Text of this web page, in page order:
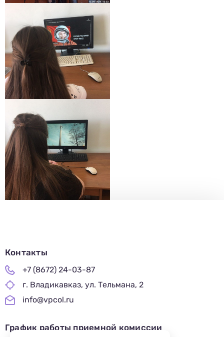
Почта
данных в соответствии с Федеральным законом от 27.07.2006 № 152-ФЗ «О
персональных данных», на условиях и для целей, определенных в
отношении обработки персональных данных.
Контакты
+7 (8672) 24-03-87
г. Владикавказ, ул. Тельмана, 2
info@vpcol.ru
График работы приемной комиссии